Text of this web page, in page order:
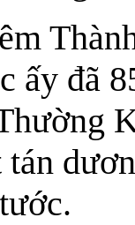
ấy đã
tán